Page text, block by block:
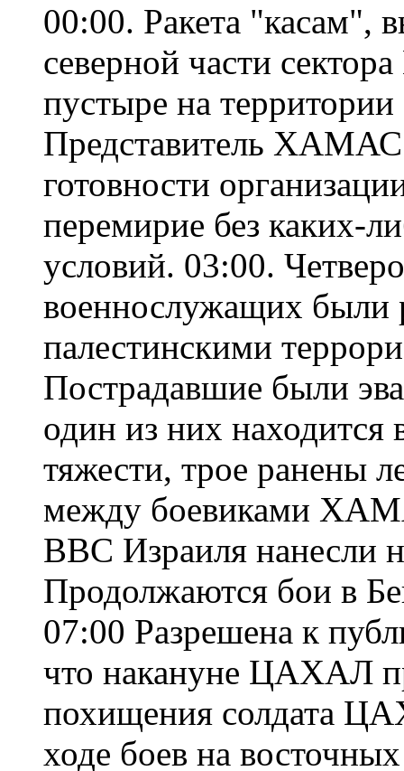
00:00. Ракета "касам",
северной части
пустыре на
Представитель
готовности
перемирие без каких-
условий. 03:00.
военнослужащих были
палестинскими
Пострадавшие были
один из них находится
тяжести, трое ранены
между боевиками
ВВС Израиля нанесли
Продолжаются бои в
07:00 Разрешена к
что накануне ЦАХАЛ
похищения солдата
ходе боев на